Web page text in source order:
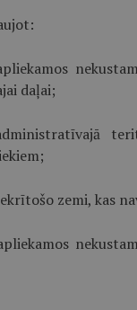
daļai;
zemi, kas